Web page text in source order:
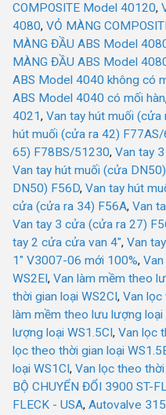
COMPOSITE Model 40120,
4080, VỎ MÀNG
MÀNG ĐẦU ABS Model
MÀNG ĐẦU ABS Model
ABS Model 4040 không có
ABS Model 4040 có mối hàn
4021, Van tay hút muối
hút muối (cửa ra 42)
65) F78BS/51230, Van tay
Van tay hút muối (cửa
DN50) F56D, Van tay hút
cửa (cửa ra 34) F56A, Van
Van tay 3 cửa (cửa ra 27)
tay 2 cửa cửa van 4", Van
1" V3007-06 mới 100%,
WS2EI , Van làm mềm theo
thời gian loại WS2CI , Van lọc
làm mềm theo lưu lượng loại
lượng loại WS1.5CI , Van lọc
lọc theo thời gian loại
loại WS1CI , Van lọc theo thời
BỘ CHUYỂN ĐỔI 3900 ST-
FLECK - USA, Autovalve